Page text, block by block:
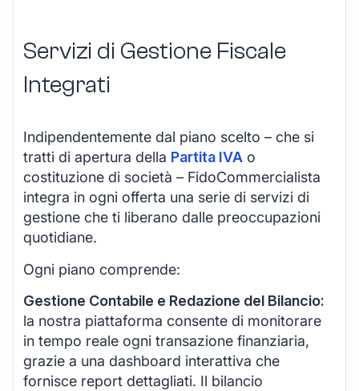
Servizi di Gestione Fiscale
Integrati
Indipendentemente dal piano scelto – che si
tratti di apertura della Partita IVA o
costituzione di società – FidoCommercialista
integra in ogni offerta una serie di servizi di
gestione che ti liberano dalle preoccupazioni
quotidiane.
Ogni piano comprende:
Gestione Contabile e Redazione del Bilancio:
la nostra piattaforma consente di monitorare
in tempo reale ogni transazione finanziaria,
grazie a una dashboard interattiva che
fornisce report dettagliati. Il bilancio